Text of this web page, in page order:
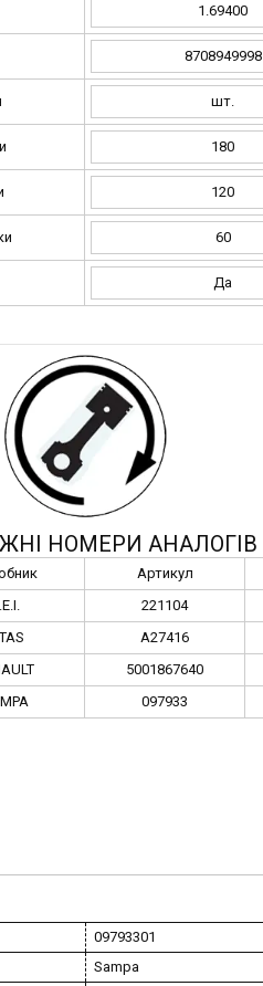
1.69400
8708949998
шт.
180
120
60
Да
НОМЕРИ АНАЛОГІВ
Артикул
221104
A27416
5001867640
097933
09793301
Sampa